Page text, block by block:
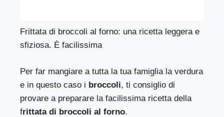
Frittata di broccoli al forno: una ricetta leggera e
sfiziosa. È facilissima
Per far mangiare a tutta la tua famiglia la verdura
e in questo caso i broccoli, ti consiglio di
provare a preparare la facilissima ricetta della
frittata di broccoli al forno.